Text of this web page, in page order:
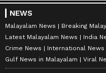
NEWS
Malayalam News
Breaking
Latest Malayalam News
India
Crime News
International News
Gulf News in Malayalam
Viral